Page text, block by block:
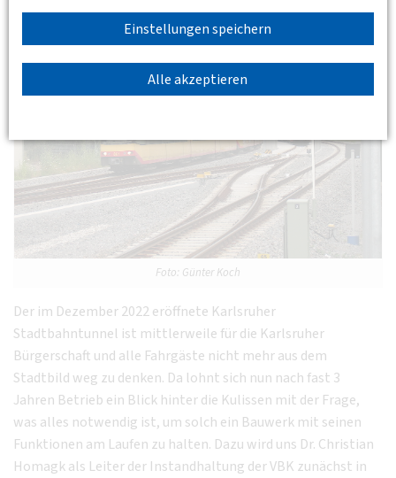
Einstellungen speichern
Alle akzeptieren
Max. Teilnehmerzahl 25 Personen
Foto: Günter Koch
Der im Dezember 2022 eröffnete Karlsruher
Stadtbahntunnel ist mittlerweile für die Karlsruher
Bürgerschaft und alle Fahrgäste nicht mehr aus dem
Stadtbild weg zu denken. Da lohnt sich nun nach fast 3
Jahren Betrieb ein Blick hinter die Kulissen mit der Frage,
was alles notwendig ist, um solch ein Bauwerk mit seinen
Funktionen am Laufen zu halten. Dazu wird uns Dr. Christian
Homagk als Leiter der Instandhaltung der VBK zunächst in